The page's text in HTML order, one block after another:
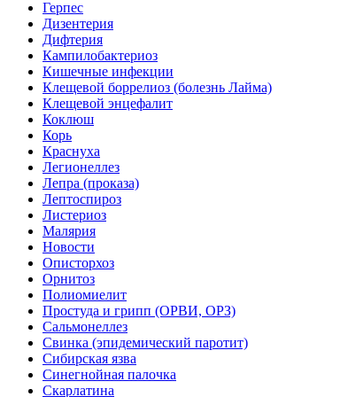
Герпес
Дизентерия
Дифтерия
Кампилобактериоз
Кишечные инфекции
Клещевой боррелиоз (болезнь Лайма)
Клещевой энцефалит
Коклюш
Корь
Краснуха
Легионеллез
Лепра (проказа)
Лептоспироз
Листериоз
Малярия
Новости
Описторхоз
Орнитоз
Полиомиелит
Простуда и грипп (ОРВИ, ОРЗ)
Сальмонеллез
Свинка (эпидемический паротит)
Сибирская язва
Синегнойная палочка
Скарлатина